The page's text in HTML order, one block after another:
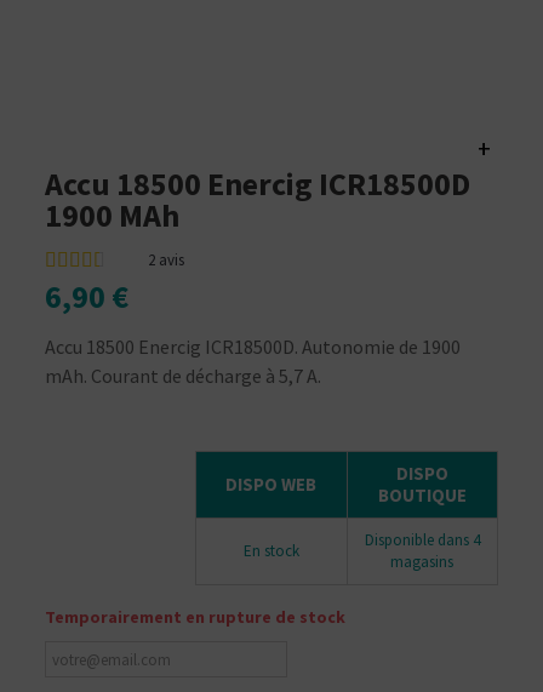
+
Accu 18500 Enercig ICR18500D
1900 MAh
2 avis
6,90 €
Accu 18500 Enercig ICR18500D. Autonomie de 1900
mAh. Courant de décharge à 5,7 A.
DISPO WEB
DISPO
BOUTIQUE
En stock
Disponible dans 4
magasins
Temporairement en rupture de stock